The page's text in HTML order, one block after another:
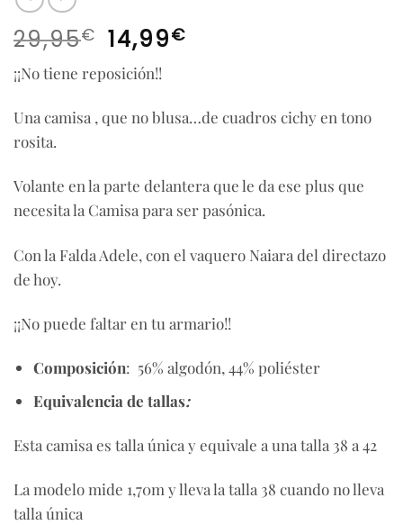
29,95€ El
precio
original
29,95€.
14,99€
14,99€.
¡¡No tiene reposición!!
Una camisa , que no blusa…de cuadros cichy en tono
rosita.
Volante en la parte delantera que le da ese plus que
necesita la Camisa para ser pasónica.
Con la Falda Adele, con el vaquero Naiara del directazo
de hoy.
¡¡No puede faltar en tu armario!!
Composición: 56% algodón, 44% poliéster
Equivalencia de tallas:
Esta camisa es talla única y equivale a una talla 38 a 42
La modelo mide 1,70m y lleva la talla 38 cuando no lleva
talla única